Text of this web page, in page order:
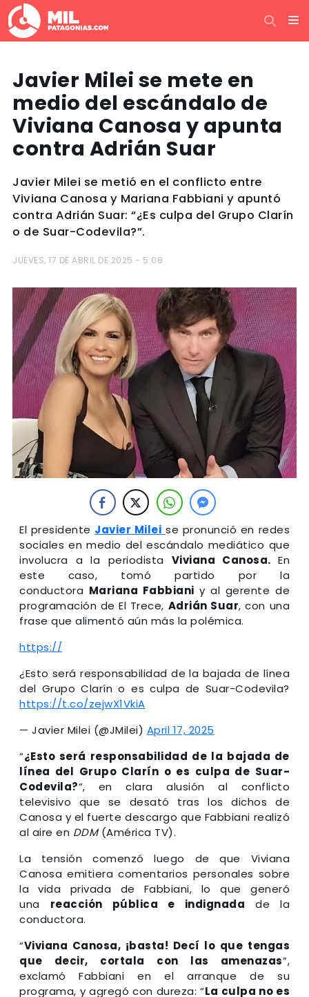
Javier Milei se mete en
medio del escándalo de
Viviana Canosa y apunta
contra Adrián Suar
Javier Milei se metió en el conflicto entre
Viviana Canosa y Mariana Fabbiani y apuntó
contra Adrián Suar: “¿Es culpa del Grupo Clarín
o de Suar-Codevila?”.
JUEVES, 17 DE ABRIL DE 2025 - 5:08
El presidente Javier Milei se pronunció en redes
sociales en medio del escándalo mediático que
involucra a la periodista Viviana Canosa.En
este caso, tomó partido por la
conductora Mariana Fabbiani y al gerente de
programación de El Trece, Adrián Suar, con una
frase que alimentó aún más la polémica.
https://
¿Esto será responsabilidad de la bajada de línea
del Grupo Clarín o es culpa de Suar-Codevila?
https://t.co/zejwX1VkiA
— Javier Milei (@JMilei) April 17, 2025
“¿Esto será responsabilidad de la bajada de
línea del Grupo Clarín o es culpa de Suar-
Codevila?”, en clara alusión al conflicto
televisivo que se desató tras los dichos de
Canosa y el fuerte descargo que Fabbiani realizó
al aire en DDM(América TV).
La tensión comenzó luego de que Viviana
Canosa emitiera comentarios personales sobre
la vida privada de Fabbiani, lo que generó
una reacción pública e indignada de la
conductora.
“Viviana Canosa, ¡basta! Decí lo que tengas
que decir, cortala con las amenazas”,
exclamó Fabbiani en el arranque de su
programa, y agregó con dureza: “La culpa no es